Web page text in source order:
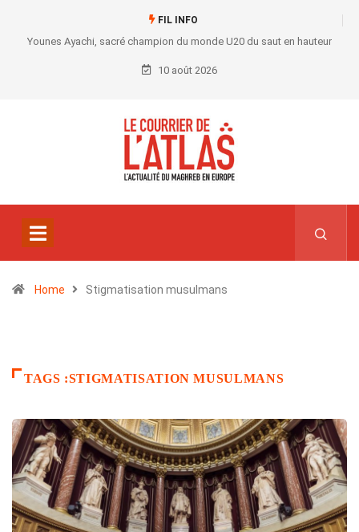
FIL INFO
Younes Ayachi, sacré champion du monde U20 du saut en hauteur
10 août 2026
Home Stigmatisation musulmans
TAGS :STIGMATISATION MUSULMANS